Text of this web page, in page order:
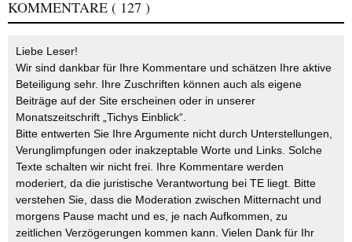
KOMMENTARE ( 127 )
Liebe Leser!
Wir sind dankbar für Ihre Kommentare und schätzen Ihre aktive
Beteiligung sehr. Ihre Zuschriften können auch als eigene
Beiträge auf der Site erscheinen oder in unserer
Monatszeitschrift „Tichys Einblick“.
Bitte entwerten Sie Ihre Argumente nicht durch Unterstellungen,
Verunglimpfungen oder inakzeptable Worte und Links. Solche
Texte schalten wir nicht frei. Ihre Kommentare werden
moderiert, da die juristische Verantwortung bei TE liegt. Bitte
verstehen Sie, dass die Moderation zwischen Mitternacht und
morgens Pause macht und es, je nach Aufkommen, zu
zeitlichen Verzögerungen kommen kann. Vielen Dank für Ihr